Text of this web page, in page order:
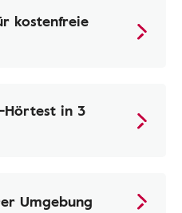
kostenfreie
Hörtest in 3
Umgebung